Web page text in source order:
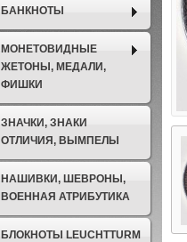
БАНКНОТЫ
МОНЕТОВИДНЫЕ
ЖЕТОНЫ, МЕДАЛИ,
ФИШКИ
ЗНАЧКИ, ЗНАКИ
ОТЛИЧИЯ, ВЫМПЕЛЫ
НАШИВКИ, ШЕВРОНЫ,
ВОЕННАЯ АТРИБУТИКА
БЛОКНОТЫ LEUCHTTURM